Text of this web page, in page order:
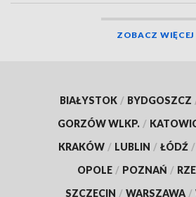
ZOBACZ WIĘCEJ
BIAŁYSTOK / BYDGOSZCZ
GORZÓW WLKP. /
KRAKÓW / LUBLIN / ŁÓDŹ /
OPOLE / POZNAŃ /
SZCZECIN / WARSZAWA /